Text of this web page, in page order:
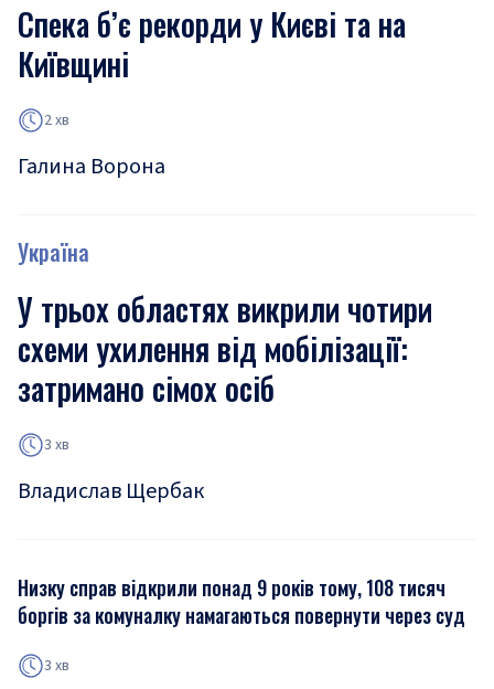
Спека б’є рекорди у Києві та на
Київщині
2 хв
Галина Ворона
Україна
У трьох областях викрили чотири
схеми ухилення від мобілізації:
затримано сімох осіб
3 хв
Владислав Щербак
Низку справ відкрили понад 9 років тому, 108 тисяч
боргів за комуналку намагаються повернути через суд
3 хв